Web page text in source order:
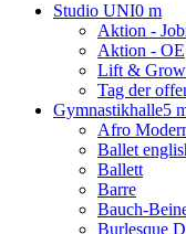
Studio UNI0 m
Aktion -
Aktion - OE
Lift & Grow
Tag der
Gymnastikhalle5
Afro
Ballet
Ballett
Barre
Bauch-
Burlesque